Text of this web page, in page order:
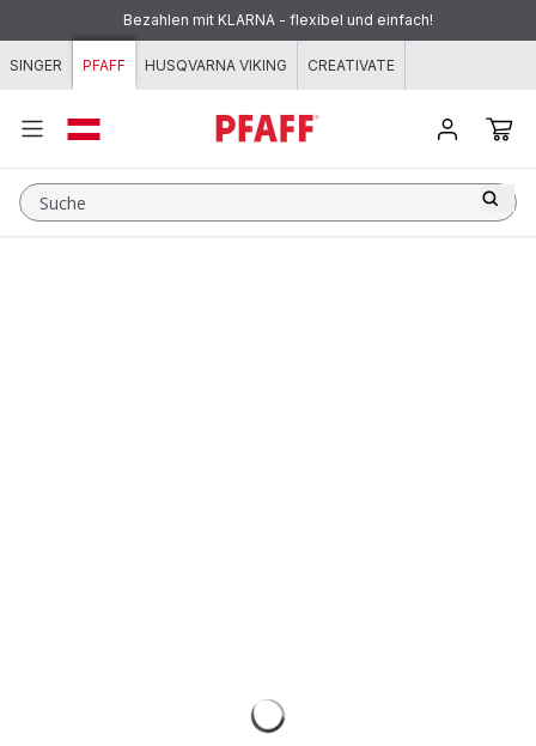
Zum Inhalt springen
Bezahlen mit KLARNA - flexibel und einfach!
Kostenloser Versand für alle Bestellungen über €49
SINGER PFAFF HUSQVARNA VIKING CREATIVATE
Suche